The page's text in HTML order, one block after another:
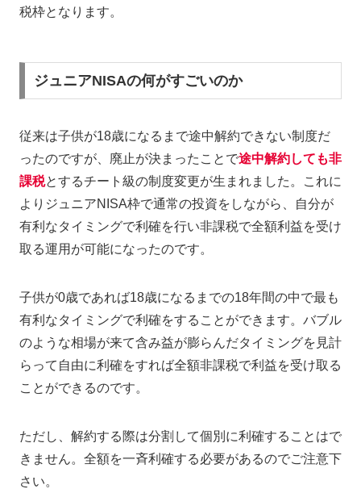
税枠となります。
ジュニアNISAの何がすごいのか
従来は子供が18歳になるまで途中解約できない制度だ
ったのですが、廃止が決まったことで途中解約しても非
課税とするチート級の制度変更が生まれました。これに
よりジュニアNISA枠で通常の投資をしながら、自分が
有利なタイミングで利確を行い非課税で全額利益を受け
取る運用が可能になったのです。
子供が0歳であれば18歳になるまでの18年間の中で最も
有利なタイミングで利確をすることができます。バブル
のような相場が来て含み益が膨らんだタイミングを見計
らって自由に利確をすれば全額非課税で利益を受け取る
ことができるのです。
ただし、解約する際は分割して個別に利確することはで
きません。全額を一斉利確する必要があるのでご注意下
さい。